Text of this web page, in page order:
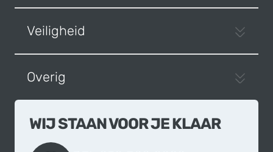
Veiligheid
Overig
WIJ STAAN VOOR JE KLAAR